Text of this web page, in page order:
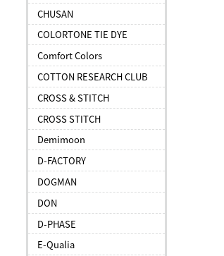
CHUSAN
COLORTONE TIE DYE
Comfort Colors
COTTON RESEARCH CLUB
CROSS & STITCH
CROSS STITCH
Demimoon
D-FACTORY
DOGMAN
DON
D-PHASE
E-Qualia